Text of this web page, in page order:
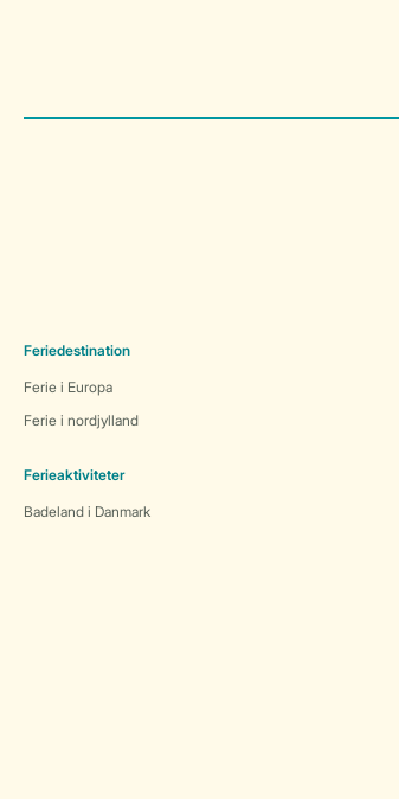
Feriedestination
Ferie i Europa
Ferie i nordjylland
Ferieaktiviteter
Badeland i Danmark